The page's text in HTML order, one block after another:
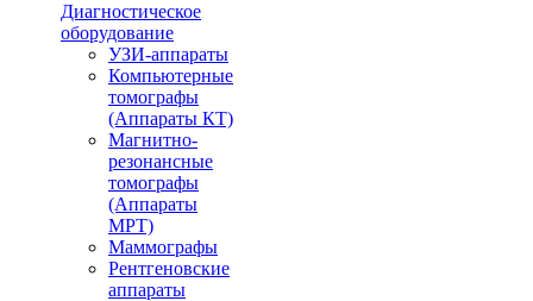
Диагностическое
оборудование
УЗИ-аппараты
Компьютерные
томографы
(Аппараты КТ)
Магнитно-
резонансные
томографы
(Аппараты
МРТ)
Маммографы
Рентгеновские
аппараты